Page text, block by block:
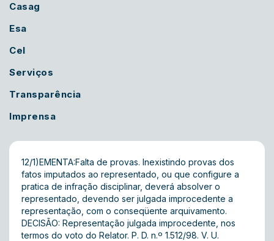
Casag
Esa
Cel
Serviços
Transparência
Imprensa
12/1)EMENTA:Falta de provas. Inexistindo provas dos
fatos imputados ao representado, ou que configure a
pratica de infração disciplinar, deverá absolver o
representado, devendo ser julgada improcedente a
representação, com o conseqüente arquivamento.
DECISÃO: Representação julgada improcedente, nos
termos do voto do Relator. P. D. n.º 1.512/98. V. U.